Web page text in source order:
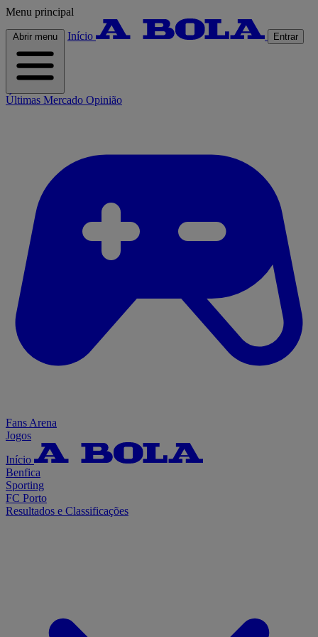
Menu principal
Abrir menu Início Entrar
Últimas Mercado Opinião
Fans Arena
Jogos
Início
Benfica
Sporting
FC Porto
Resultados e Classificações